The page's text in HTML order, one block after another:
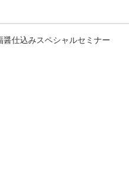
仕込みスペシャルセミナー